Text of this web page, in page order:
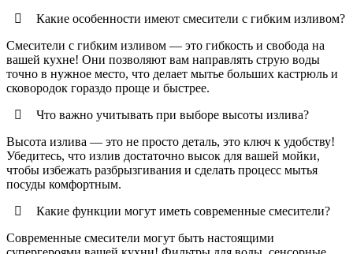
Какие особенности имеют смесители с гибким изливом?
Смесители с гибким изливом — это гибкость и свобода на
вашей кухне! Они позволяют вам направлять струю воды
точно в нужное место, что делает мытье больших кастрюль и
сковородок гораздо проще и быстрее.
Что важно учитывать при выборе высоты излива?
Высота излива — это не просто деталь, это ключ к удобству!
Убедитесь, что излив достаточно высок для вашей мойки,
чтобы избежать разбрызгивания и сделать процесс мытья
посуды комфортным.
Какие функции могут иметь современные смесители?
Современные смесители могут быть настоящими